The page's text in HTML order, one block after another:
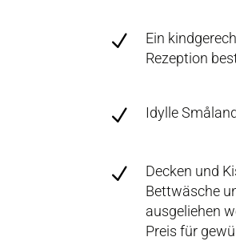
N
Ein
Rezeption
N Idylle
N
Decken und
Bettwäsche
ausgeliehen
Preis für